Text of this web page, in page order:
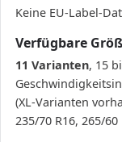
Keine EU-Label-
Verfügbare
11 Varianten, 15
(XL-Varianten
235/70 R16, 265/60